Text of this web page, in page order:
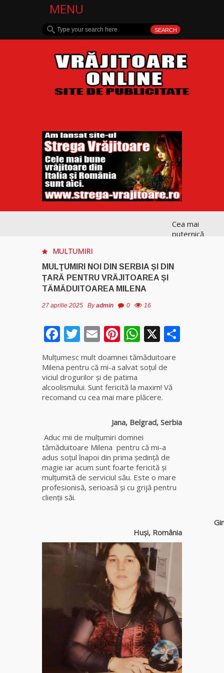
MENU
Cea mai
puternică
albă și
Vrăjitoarea
Elena
Celebra
Mamei
Omida
tămăduitoare
vindecătoare
de farmece și
Ana Maria
Tămăduitoarea
Somerda
Vrăjitoarea
Margareta
MULTUMIRI
MULŢUMIRI NOI DIN SERBIA ȘI DIN
ȚARĂ PENTRU VRĂJITOAREA ȘI
TĂMĂDUITOAREA MILENA
27 aprilie 2025 Byadmin 0 16
Facebook
Twitter
EmailPinterest
WhatsApp
X
Mulţumesc mult doamnei tămăduitoare
Milena pentru că mi-a salvat soţul de
viciul drogurilor și de patima
alcoolismului. Sunt fericită la maxim! Vă
recomand cu cea mai mare plăcere.
Jana, Belgrad, Serbia
Aduc mii de mulţumiri domnei
tămăduitoare Milena pentru că mi-a
adus soţul înapoi din prima şedinţă de
magie iar acum sunt foarte fericită şi
mulţumită de serviciul său. Este o mare
profesionisă, serioasă și cu grijă pentru
clienții săi.
Huși, România